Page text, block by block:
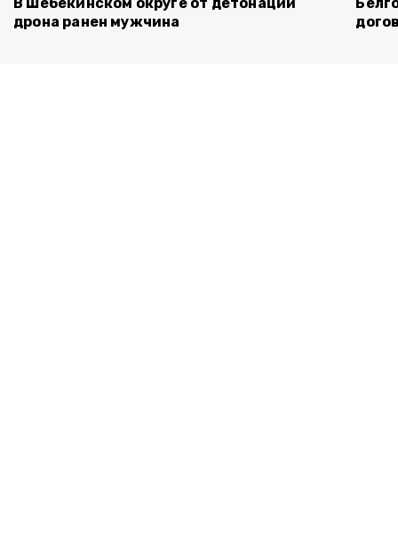
дрона ранен мужчина